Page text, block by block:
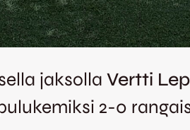
jaksolla Vertti
2-0